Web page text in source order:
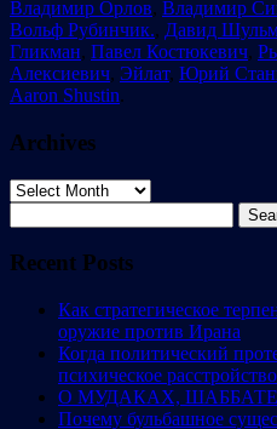
Владимир Орлов, Владимир
Вольф Рубинчик., Давид
Гликман, Павел Костюкевич,
Алексиевич, Эйлат, Юрий
Aaron Shustin.
Archives
Archives
for:
Recent Posts
Как стратегическое
оружие против Ирана
Когда политический
психическое расстройство
О МУДАКАХ,
Почему бульбашное